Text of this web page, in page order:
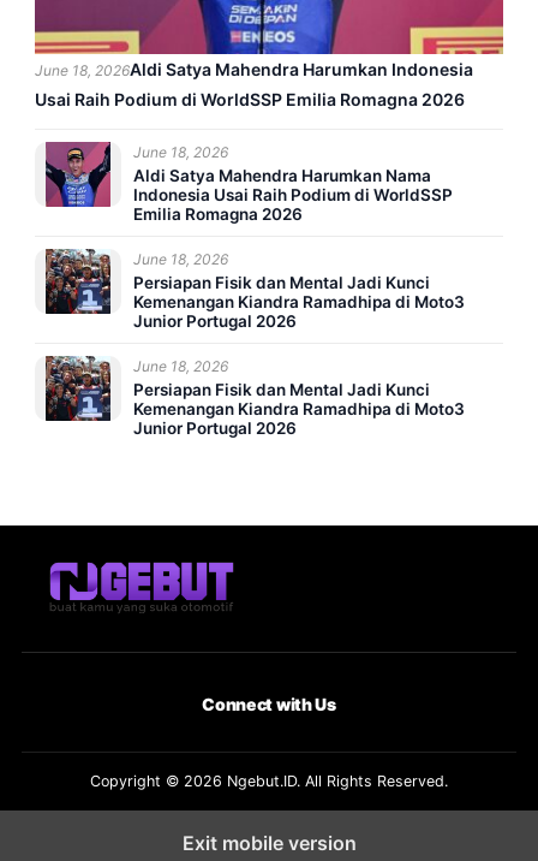
June 18, 2026Aldi Satya Mahendra Harumkan Indonesia
Usai Raih Podium di WorldSSP Emilia Romagna 2026
June 18, 2026
Aldi Satya Mahendra Harumkan Nama
Indonesia Usai Raih Podium di WorldSSP
Emilia Romagna 2026
June 18, 2026
Persiapan Fisik dan Mental Jadi Kunci
Kemenangan Kiandra Ramadhipa di Moto3
Junior Portugal 2026
June 18, 2026
Persiapan Fisik dan Mental Jadi Kunci
Kemenangan Kiandra Ramadhipa di Moto3
Junior Portugal 2026
Connect with Us
Copyright © 2026 Ngebut.ID. All Rights Reserved.
Exit mobile version